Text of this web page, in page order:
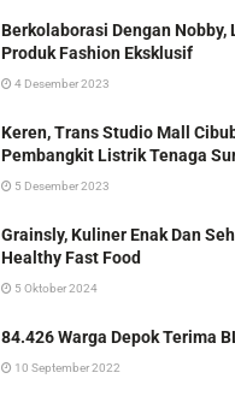
Berkolaborasi Dengan
Produk Fashion Eksklusif
4 Desember 2023
Keren, Trans Studio Mall
Pembangkit Listrik Tenaga
5 Desember 2023
Grainsly, Kuliner Enak Dan
Healthy Fast Food
5 Oktober 2024
84.426 Warga Depok Terima
10 September 2022